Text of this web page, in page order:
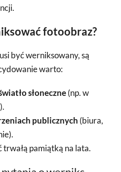
fotoobraz?
być werniksowany, są
warto:
słoneczne(np. w
publicznych (biura,
trwałą pamiątką na lata.